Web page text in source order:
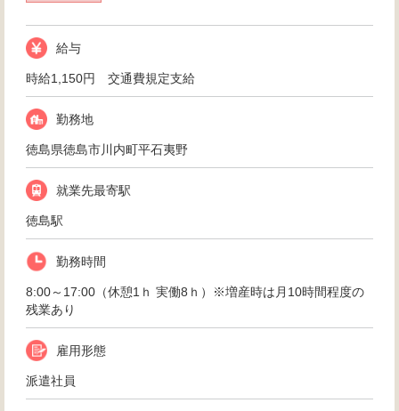
給与
時給1,150円 交通費規定支給
勤務地
徳島県徳島市川内町平石夷野
就業先最寄駅
徳島駅
勤務時間
8:00～17:00（休憩1ｈ 実働8ｈ）※増産時は月10時間程度の
残業あり
雇用形態
派遣社員